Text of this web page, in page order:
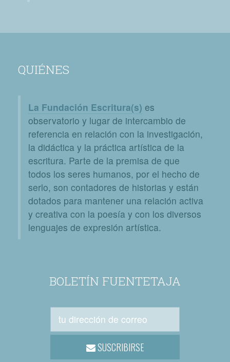
QUIÉNES
La Fundación Escritura(s) es
observatorio y lugar de intercambio de
referencia en relación con la investigación,
la didáctica y la práctica artística de la
escritura. Parte de la premisa de que
todos los seres humanos, por el hecho de
serlo, son contadores de historias y están
dotados para mantener una relación activa
y creativa con la poesía y con los diversos
lenguajes de expresión artística.
BOLETÍN FUENTETAJA
SUSCRIBIRSE